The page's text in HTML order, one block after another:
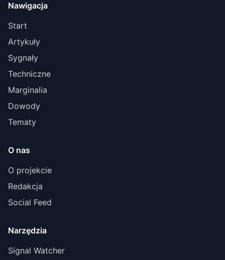
Nawigacja
Start
Artykuły
Sygnały
Techniczne
Marginalia
Dowody
Tematy
O nas
O projekcie
Redakcja
Social Feed
Narzędzia
Signal Watcher